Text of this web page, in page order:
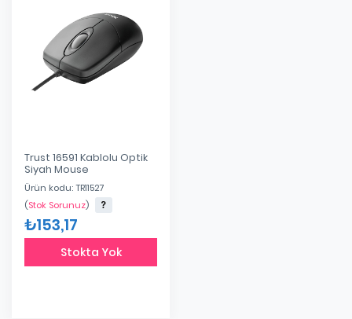
Trust 16591 Kablolu Optik
Siyah Mouse
Ürün kodu: TR11527
(Stok Sorunuz)
₺153,17
Stokta Yok